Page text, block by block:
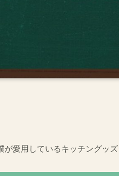
愛用しているキッチングッズ